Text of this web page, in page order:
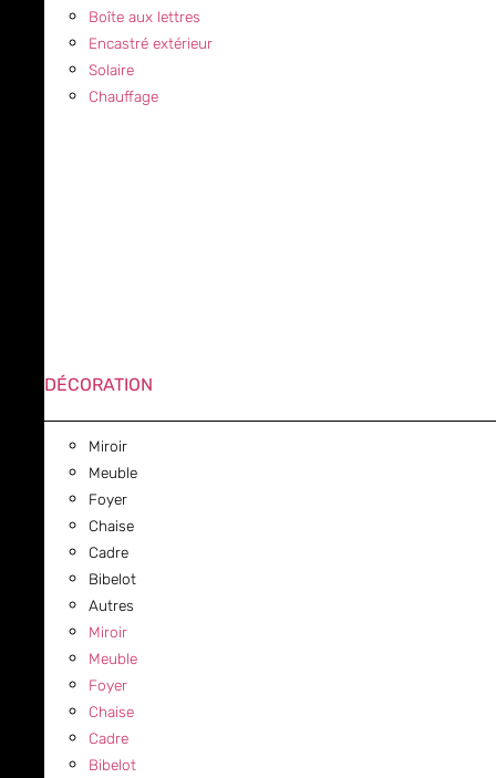
Boîte aux lettres
Encastré extérieur
Solaire
Chauffage
DÉCORATION
Miroir
Meuble
Foyer
Chaise
Cadre
Bibelot
Autres
Miroir
Meuble
Foyer
Chaise
Cadre
Bibelot